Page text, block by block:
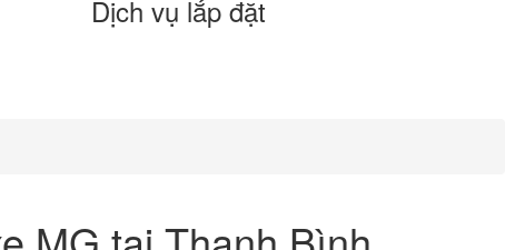
Dịch vụ lắp đặt